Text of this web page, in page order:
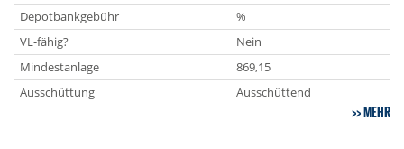
Depotbankgebühr
%
VL-fähig?
Nein
Mindestanlage
869,15
Ausschüttung
Ausschüttend
MEHR